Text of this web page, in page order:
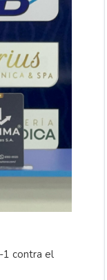
1 contra el